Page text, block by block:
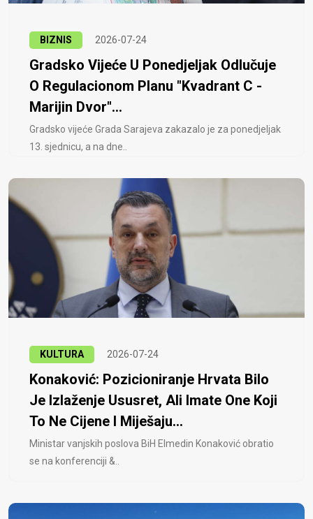
BIZNIS 2026-07-24
Gradsko Vijeće U Ponedjeljak Odlučuje
O Regulacionom Planu "Kvadrant C -
Marijin Dvor"...
Gradsko vijeće Grada Sarajeva zakazalo je za ponedjeljak
13. sjednicu, a na dne..
KULTURA 2026-07-24
Konaković: Pozicioniranje Hrvata Bilo
Je Izlaženje Ususret, Ali Imate One Koji
To Ne Cijene I Miješaju...
Ministar vanjskih poslova BiH Elmedin Konaković obratio
se na konferenciji &..